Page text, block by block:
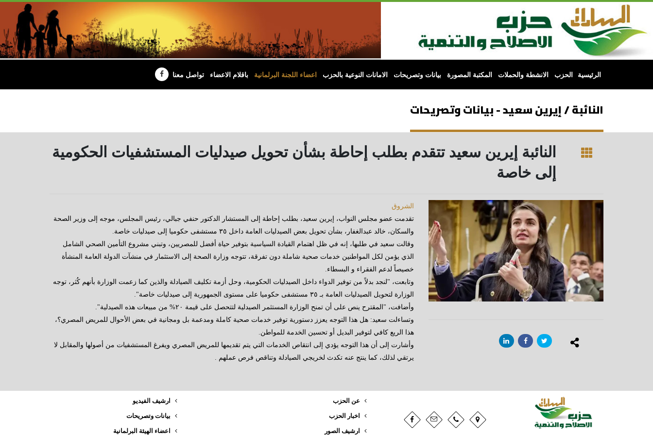
الرئيسية الحزب الانشطة والحملات المكتبة المصورة بيانات وتصريحات الامانات النوعية بالحزب اعضاء اللجنة البرلمانية باقلام الاعضاء تواصل معنا
النائبة / إيرين سعيد - بيانات وتصريحات
النائبة إيرين سعيد تتقدم بطلب إحاطة بشأن تحويل صيدليات المستشفيات الحكومية
إلى خاصة
الشروق
تقدمت عضو مجلس النواب، إيرين سعيد، بطلب إحاطة إلى المستشار الدكتور حنفي جبالي، رئيس المجلس، موجه إلى وزير الصحة
والسكان، خالد عبدالغفار، بشأن تحويل بعض الصيدليات العامة داخل ٣٥ مستشفى حكوميا إلى صيدليات خاصة.
وقالت سعيد في طلبها، إنه في ظل اهتمام القيادة السياسية بتوفير حياة أفضل للمصريين، وتبني مشروع التأمين الصحي الشامل
الذي يؤمن لكل المواطنين خدمات صحية شاملة دون تفرقة، تتوجه وزارة الصحة إلى الاستثمار في منشآت الدولة العامة المنشأة
خصيصاً لدعم الفقراء و البسطاء.
وتابعت، "لنجد بدلاً من توفير الدواء داخل الصيدليات الحكومية، وحل أزمة تكليف الصيادلة والذين كما زعمت الوزارة بأنهم كُثر، توجه
الوزارة لتحويل الصيدليات العامة بـ ٣٥ مستشفى حكوميا على مستوى الجمهورية إلى صيدليات خاصة".
وأضافت، "المقترح ينص على أن تمنح الوزارة المستثمر الصيدلية لتتحصل على قيمة ٢٠% من مبيعات هذه الصيدلية".
وتساءلت سعيد: هل هذا التوجه يعزز دستورية توفير خدمات صحية كاملة ومدعمة بل ومجانية في بعض الأحوال للمريض المصري؟،
هذا الريع كافي لتوفير البديل أو تحسين الخدمة للمواطن.
وأشارت إلى أن هذا التوجه يؤدي إلى انتقاص الخدمات التي يتم تقديمها للمريض المصري ويفرغ المستشفيات من أصولها والمقابل لا
يرتقي لذلك، كما ينتج عنه تكدث لخريجي الصيادلة وتناقص فرص عملهم .
عن الحزب
اخبار الحزب
ارشيف الصور
ارشيف الفيديو
بيانات وتصريحات
اعضاء الهيئة البرلمانية